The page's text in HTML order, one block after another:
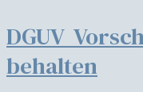
DGUV
behalten